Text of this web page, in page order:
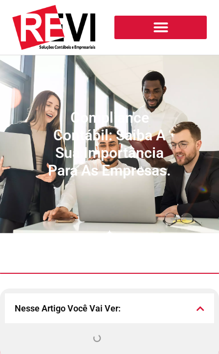
Compliance
Contábil: Saiba A
Sua Importância
Para As Empresas.
Nesse Artigo Você Vai Ver: